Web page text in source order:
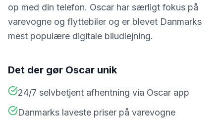
op med din telefon. Oscar har særligt fokus på
varevogne og flyttebiler og er blevet Danmarks
mest populære digitale biludlejning.
Det der gør Oscar unik
24/7 selvbetjent afhentning via Oscar app
Danmarks laveste priser på varevogne